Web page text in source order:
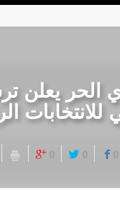
الحر يعلن
0
0
0